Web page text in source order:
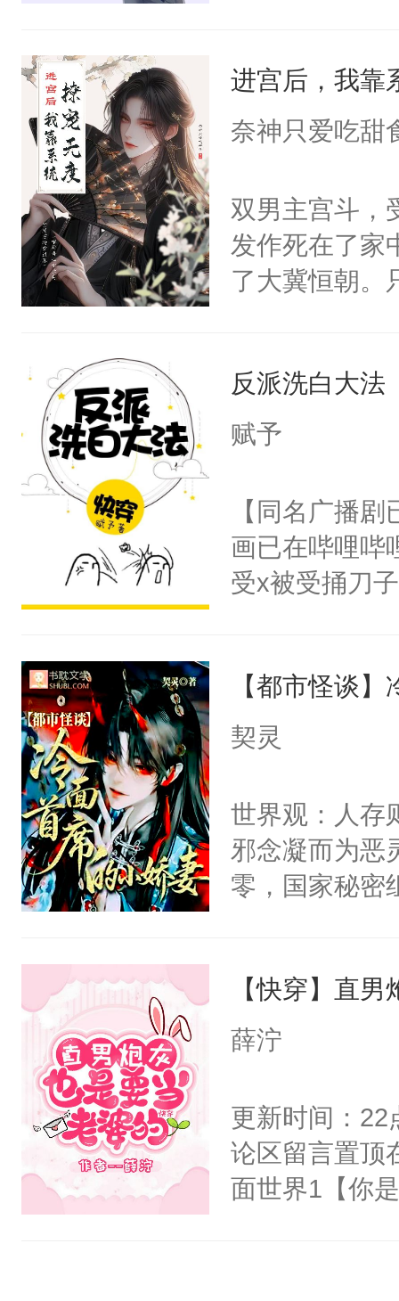
成为所有白莲
I，他们决定
莲花可不止有
点脑袋，看着
常见问题一：
教科书版：“
母的微笑：“
留看着面前这
人，突然醒悟
卫天还没亮
腰：“陛下，
不好了！”“那
小白莲：“嘤
胡说，我没碰
不愧是大佬，
悉，嗷？这不
可以先看仙帝
进宫后，我靠
奈神只爱吃甜
双男主宫斗，
发作死在了家
了大冀恒朝。
惜被人暗害，
绝。主神知晓
朝，一个从
为三种性别。
构与男子相同
了一颗红色的
人，最终坐上
反派洗白大法
赋予
【同名广播
画已在哔哩哔
受x被受捅刀
病，一个个
上了还是无动
间变脸背叛他
的恶事他都对
一个权力滔天
右男主又报
他说：【您
年，存活下
再说一遍。】
【都市怪谈
契灵
世界观：人存
邪念凝而为恶
零，国家秘密
子嗣）。盘
孤独成性，被
嘴硬心软、宠
他才发现：他
氓，本体是全
来想逗逗人类
【快穿】直
薛泞
更新时间：22
论区留言置顶
面世界1【你